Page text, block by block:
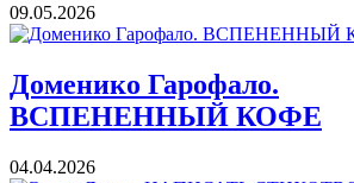
09.05.2026
Доменико Гарофало.
ВСПЕНЕННЫЙ КОФЕ
04.04.2026